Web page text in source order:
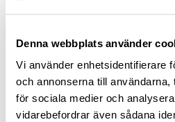
Denna webbplats använder
Vi använder enhetsidentifierare
och annonserna till användarna,
för sociala medier och
vidarebefordrar även sådana
Green Sorting
Sticker Stacker